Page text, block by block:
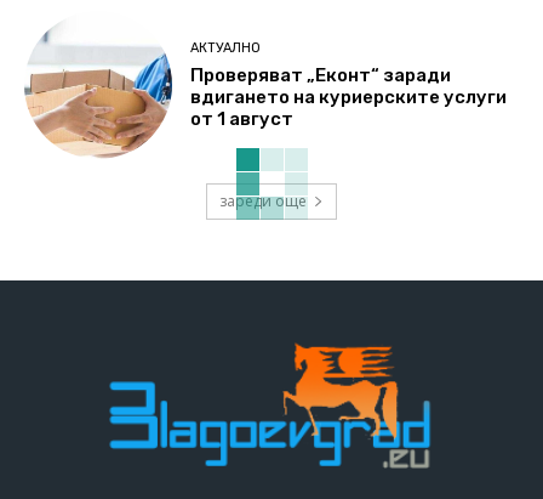
АКТУАЛНО
Проверяват „Еконт“ заради
вдигането на куриерските услуги
от 1 август
зареди още